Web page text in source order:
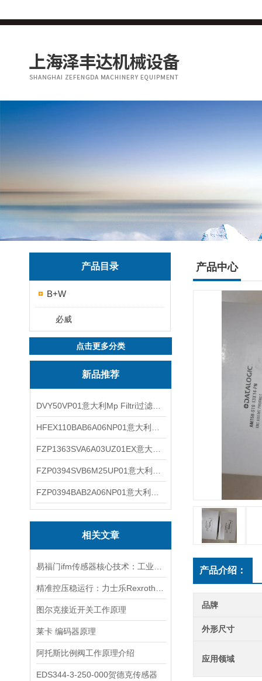
产品目录
B+W
必威
点击更多分类
新品推荐
相关文章
图尔克接近开关工作原理
莱卡 编码器原理
阿托斯比例阀工作原理介绍
EDS344-3-250-000贺德克传感器
产品中心
产品介绍：
品牌
外形尺寸
应用领域